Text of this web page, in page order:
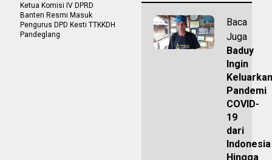
Baca
Juga
Baduy
Ingin
Keluarkan
Pandemi
COVID-
19
dari
Indonesia
Hingga
Ketua Komisi IV DPRD
Banten Resmi Masuk
Pengurus DPD Kesti TTKKDH
Pandeglang